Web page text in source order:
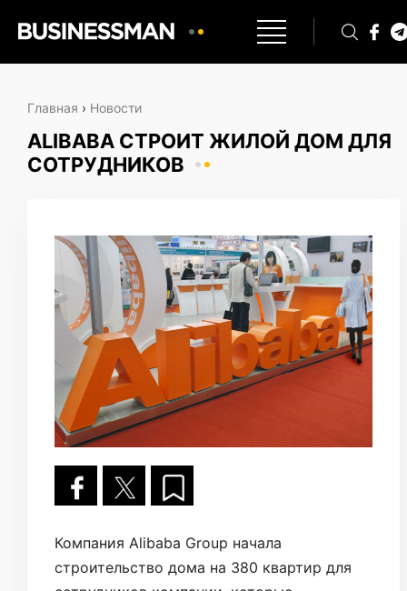
Главная › Новости
ALIBABA СТРОИТ ЖИЛОЙ ДОМ ДЛЯ
СОТРУДНИКОВ
Компания Alibaba Group начала
строительство дома на 380 квартир для